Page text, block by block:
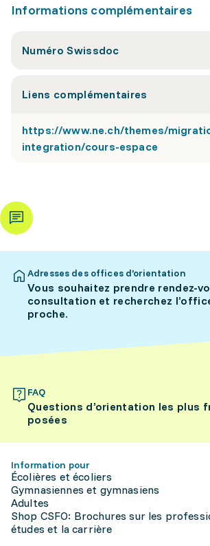
Informations complémentaires
Numéro Swissdoc
Liens complémentaires
https://www.ne.ch/themes/
integration/cours-espace
Adresses des offices d’orientation
Vous souhaitez prendre rendez-
consultation et recherchez
proche.
FAQ
Questions d’orientation les plus
posées
Information pour
Écolières et écoliers
Gymnasiennes et gymnasiens
Adultes
Shop CSFO: Brochures sur les
études et la carrière